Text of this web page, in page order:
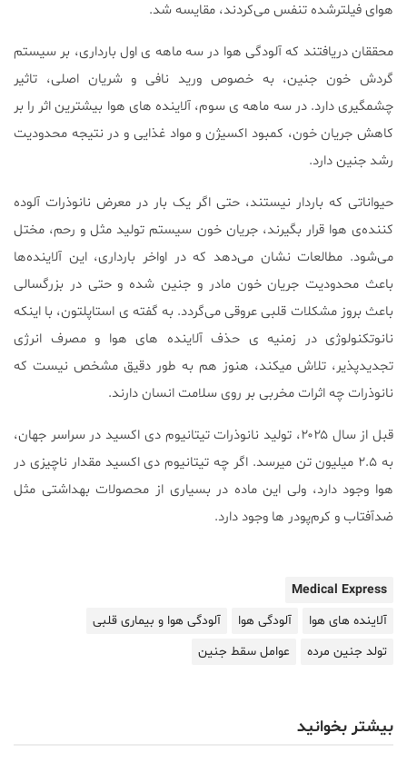
هوای فیلترشده تنفس می‌کردند، مقایسه شد.
محققان دریافتند که آلودگی هوا در سه ماهه ی اول بارداری، بر سیستم
گردش خون جنین، به خصوص ورید نافی و شریان اصلی، تاثیر
چشمگیری دارد. در سه ماهه ی سوم، آلاینده های هوا بیشترین اثر را بر
کاهش جریان خون، کمبود اکسیژن و مواد غذایی و در نتیجه محدودیت
رشد جنین دارد.
حیواناتی که باردار نیستند، حتی اگر یک بار در معرض نانوذرات آلوده
کننده‌ی هوا قرار بگیرند، جریان خون سیستم تولید مثل و رحم، مختل
می‌شود. مطالعات نشان می‌دهد که در اواخر بارداری، این آلاینده‌ها
باعث محدودیت جریان خون مادر و جنین شده و حتی در بزرگسالی
باعث بروز مشکلات قلبی عروقی می‌گردد. به گفته ی استاپلتون، با اینکه
نانوتکنولوژی در زمنیه ی حذف آلاینده های هوا و مصرف انرژی
تجدیدپذیر، تلاش میکند، هنوز هم به طور دقیق مشخص نیست که
نانوذرات چه اثرات مخربی بر روی سلامت انسان دارند.
قبل از سال ۲۰۲۵، تولید نانوذرات تیتانیوم دی اکسید در سراسر جهان،
به ۲.۵ میلیون تن میرسد. اگر چه تیتانیوم دی اکسید مقدار ناچیزی در
هوا وجود دارد، ولی این ماده در بسیاری از محصولات بهداشتی مثل
ضدآفتاب و کرم‌پودر ها وجود دارد.
Medical Express
آلاینده های هوا
آلودگی هوا
آلودگی هوا و بیماری قلبی
تولد جنین مرده
عوامل سقط جنین
بیشتر بخوانید